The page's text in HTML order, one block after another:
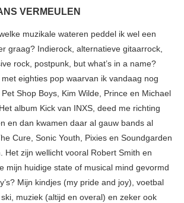
VERMEULEN
muzikale wateren peddel ik wel een
graag? Indierock, alternatieve gitaarrock,
rock, postpunk, but what’s in a name?
eighties pop waarvan ik vandaag nog
Shop Boys, Kim Wilde, Prince en Michael
album Kick van INXS, deed me richting
en dan kwamen daar al gauw bands al
Cure, Sonic Youth, Pixies en Soundgarden
Het zijn wellicht vooral Robert Smith en
mijn huidige state of musical mind gevormd
Mijn kindjes (my pride and joy), voetbal
muziek (altijd en overal) en zeker ook